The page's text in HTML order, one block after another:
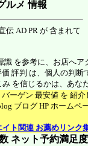
ルメ 情報
伝 AD PR が 含まれて
を参考に、お店へア
評判 は、個人の判断
を信じるかは、あな
ーゲン 最安値 を 紹
ブログ HP ホームペ
イト関連 お薦めリンク
ネット予約満足